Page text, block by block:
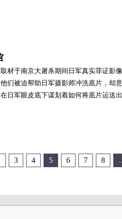
材于南京大屠杀期间日军真实罪证影
们被迫帮助日军摄影师冲洗底片，却
日军眼皮底下谋划着如何将底片运
3 4 5 6 7 8